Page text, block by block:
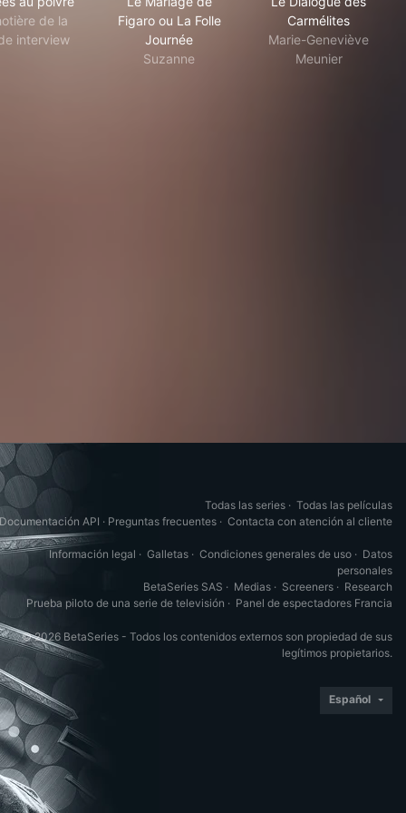
de la
interview
Figaro ou La Folle
Journée
Suzanne
Carmélites
Marie-Geneviève
Meunier
Todas las series · Todas las películas
Documentación API · Preguntas frecuentes · Contacta con atención al cliente
Información legal · Galletas · Condiciones generales de uso · Datos
personales
BetaSeries SAS · Medias · Screeners · Research
Prueba piloto de una serie de televisión · Panel de espectadores Francia
© 2026 BetaSeries - Todos los contenidos externos son propiedad de sus
legítimos propietarios.
Español